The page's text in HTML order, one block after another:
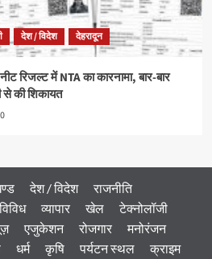
देश / विदेश देहरादून
रिजल्ट में NTA का कारनामा, बार-बार
से की शिकायत
0
देश / विदेश
राजनीति
विविध व्यापार खेल
टेक्नोलॉजी
एजुकेशन रोजगार
मनोरंजन
धर्म कृषि पर्यटन स्थल
क्राइम